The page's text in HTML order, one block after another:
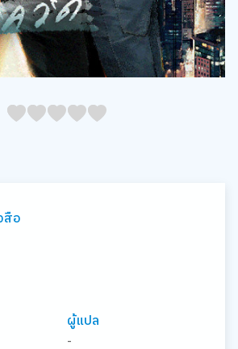
45
4
35
3
25
2
15
1
05
สือ
ผู้แปล
-